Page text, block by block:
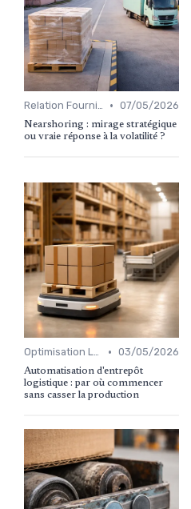
Relation Fournisseurs • 07/05/2026
Nearshoring : mirage stratégique
ou vraie réponse à la volatilité ?
Optimisation Logistique • 03/05/2026
Automatisation d'entrepôt
logistique : par où commencer
sans casser la production